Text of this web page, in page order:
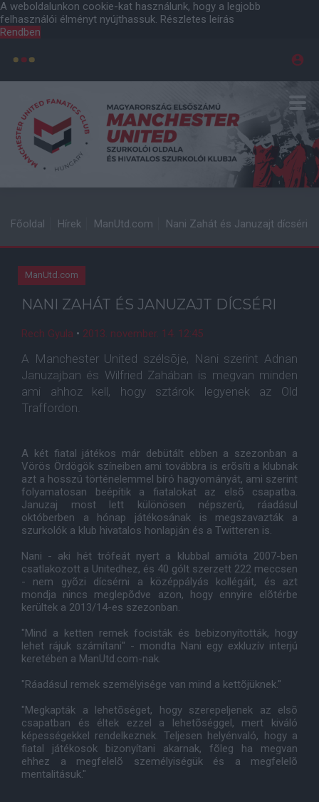
A weboldalunkon cookie-kat használunk, hogy a legjobb
felhasználói élményt nyújthassuk. Részletes leírás
Rendben
Főoldal Hírek ManUtd.com Nani Zahát és Januzajt dícséri
ManUtd.com
NANI ZAHÁT ÉS JANUZAJT DÍCSÉRI
Rech Gyula • 2013. november. 14. 12:45
A Manchester United szélsõje, Nani szerint Adnan
Januzajban és Wilfried Zahában is megvan minden
ami ahhoz kell, hogy sztárok legyenek az Old
Traffordon.
A két fiatal játékos már debütált ebben a szezonban a
Vörös Ördögök színeiben ami továbbra is erõsíti a klubnak
azt a hosszú történelemmel bíró hagyományát, ami szerint
folyamatosan beépítik a fiatalokat az elsõ csapatba.
Januzaj most lett különösen népszerû, ráadásul
októberben a hónap játékosának is megszavazták a
szurkolók a klub hivatalos honlapján és a Twitteren is.
Nani - aki hét trófeát nyert a klubbal amióta 2007-ben
csatlakozott a Unitedhez, és 40 gólt szerzett 222 meccsen
- nem gyõzi dícsérni a középpályás kollégáit, és azt
mondja nincs meglepõdve azon, hogy ennyire elõtérbe
kerültek a 2013/14-es szezonban.
"Mind a ketten remek focisták és bebizonyították, hogy
lehet rájuk számítani" - mondta Nani egy exkluzív interjú
keretében a ManUtd.com-nak.
"Ráadásul remek személyisége van mind a kettõjüknek."
"Megkapták a lehetõséget, hogy szerepeljenek az elsõ
csapatban és éltek ezzel a lehetõséggel, mert kiváló
képességekkel rendelkeznek. Teljesen helyénvaló, hogy a
fiatal játékosok bizonyítani akarnak, fõleg ha megvan
ehhez a megfelelõ személyiségük és a megfelelõ
mentalitásuk."